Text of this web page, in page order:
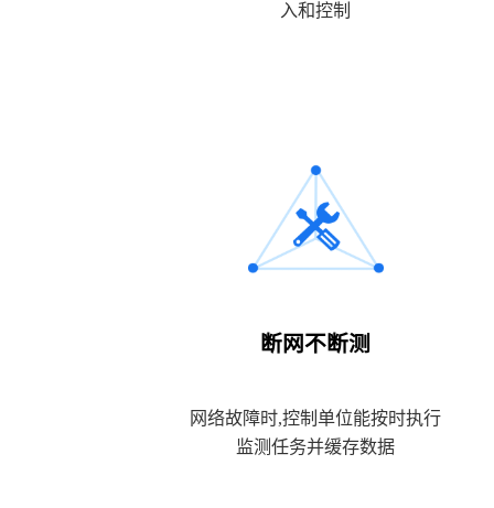
入和控制
断网不断测
网络故障时,控制单位能按时执行
监测任务并缓存数据